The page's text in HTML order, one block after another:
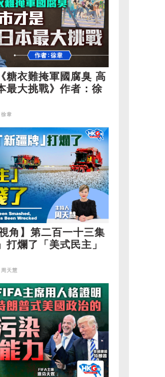
糖衣難掩軍國腐臭 高
最大挑戰》作者：徐
徐韋
角】第二百一十三集
打爛了「美式民主」
周天慧